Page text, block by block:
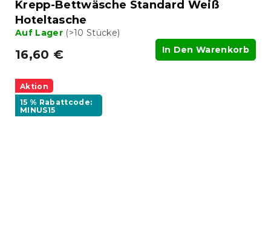
Krepp-Bettwäsche Standard Weiß
Hoteltasche
Auf Lager (>10 Stücke)
16,60 € In Den Warenkorb
Aktion
15 % Rabattcode:
MINUS15